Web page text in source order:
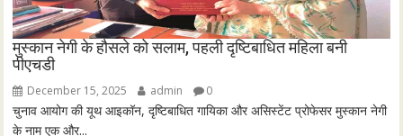
मुस्कान नेगी के हौसले को सलाम, पहली दृष्टिबाधित महिला बनी
पीएचडी
December 15, 2025 admin 0
चुनाव आयोग की यूथ आइकॉन, दृष्टिबाधित गायिका और असिस्टेंट प्रोफेसर मुस्कान नेगी
के नाम एक और...